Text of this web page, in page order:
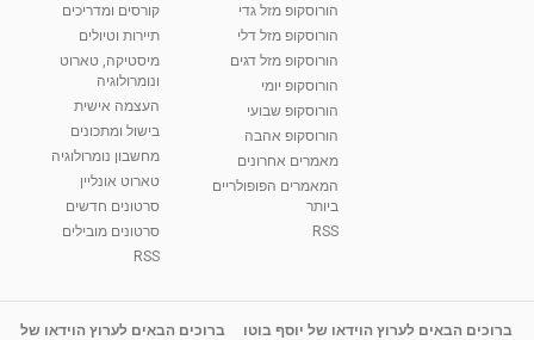
01:46
רנה רז-גילו -טיפול אנרגטי ויעוץ רוחני - נומרולוגית
2,315 צפיות
05:37
סודות בתאריך הלידה, משמעות חודש הלידה -
ינואר זינה ליבשיץ נומרולוגית
3,264 צפיות
1:31:05
ליסה גרוסמן - המרכז לאימון התנהגותי - קשב
וריכוז ברעננה - הרצאת מבוא: אימון להצלחה של...
מאת admin 11 שנים 3,650 צפיות
הורוסקופ מזל גדי
הורוסקופ מזל דלי
הורוסקופ מזל דגים
הורוסקופ יומי
הורוסקופ שבועי
הורוסקופ אהבה
מאמרים אחרונים
המאמרים הפופולריים
ביותר
RSS
קורסים ומדריכים
תיירות וטיולים
מיסטיקה, טארוט
ונומרולוגיה
העצמה אישית
בישול ומתכונים
מחשבון נומרולוגיה
טארוט אונליין
סרטונים חדשים
סרטונים מובילים
RSS
ברוכים הבאים לערוץ הוידאו של יוסף בוטו
ברוכים הבאים לערוץ הוידאו של